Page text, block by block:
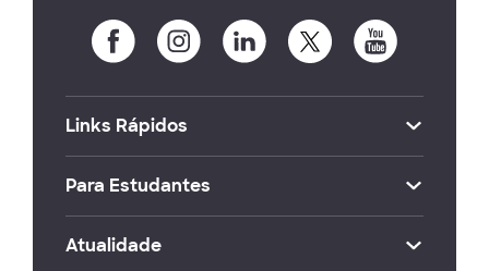
Links Rápidos
Para Estudantes
Atualidade